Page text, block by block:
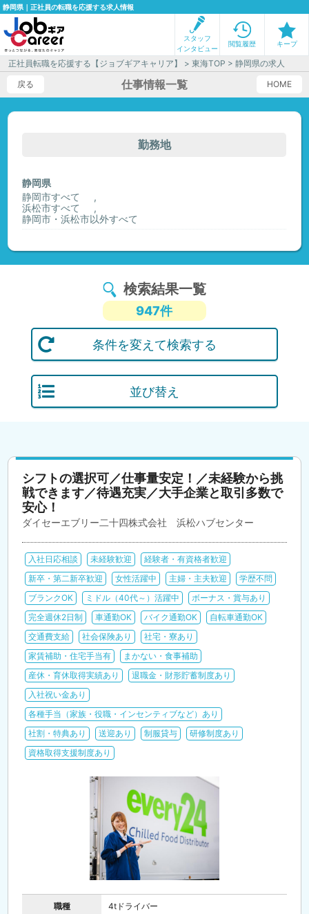
静岡県｜正社員の転職を応援する求人情報
スタッフ
インタビュー
閲覧履歴 キープ
正社員転職を応援する【ジョブギアキャリア】 >東海TOP > 静岡県の求人
戻る
HOME
仕事情報一覧
勤務地
静岡県
静岡市すべて
浜松市すべて
静岡市・浜松市以外すべて
検索結果一覧
947件
条件を変えて検索する
並び替え
シフトの選択可／仕事量安定！／未経験から挑
戦できます／待遇充実／大手企業と取引多数で
安心！
ダイセーエブリー二十四株式会社 浜松ハブセンター
入社日応相談 未経験歓迎
経験者・有資格者歓迎
新卒・第二新卒歓迎
女性活躍中 主婦・主夫歓迎
学歴不問
ブランクOK
ミドル（40代～）活躍中
ボーナス・賞与あり
完全週休2日制
車通勤OK バイク通勤OK
自転車通勤OK
交通費支給
社会保険あり
社宅・寮あり
家賃補助・住宅手当有
まかない・食事補助
産休・育休取得実績あり
退職金・財形貯蓄制度あり
入社祝い金あり
各種手当（家族・役職・インセンティブなど）あり
社割・特典あり
送迎あり 制服貸与
研修制度あり
資格取得支援制度あり
職種 4tドライバー